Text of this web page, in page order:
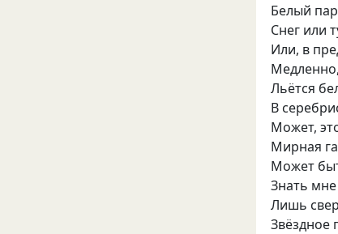
Белый
Снег или
Или, в
Льётся
В
Может,
Мирная
Может
Знать
Лишь
Звёздное